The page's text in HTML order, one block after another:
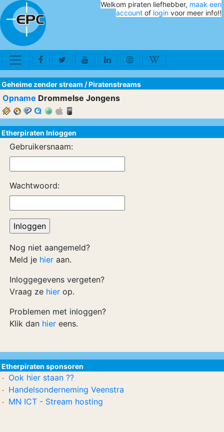
Welkom piraten liefhebber, maak een
account of login voor meer info!!
Geheime zender stream /Piratenstreams
Opname Drommelse Jongens
Etherpiraten Inloggen
Gebruikersnaam:
Wachtwoord:
Nog niet aangemeld?
Meld je hier aan.
Inloggegevens vergeten?
Vraag ze hier op.
Problemen met inloggen?
Klik dan hier eens.
Etherpiraten sponsoren
Ook hier staan ??
Handelsonderneming Veenstra
MN ICT - Stream hosting